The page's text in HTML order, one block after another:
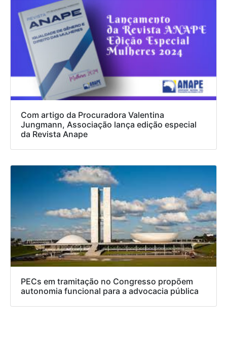
Com artigo da Procuradora Valentina
Jungmann, Associação lança edição especial
da Revista Anape
PECs em tramitação no Congresso propõem
autonomia funcional para a advocacia pública